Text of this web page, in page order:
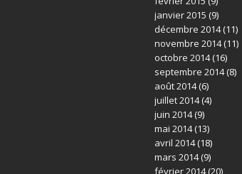
janvier 2015 (9)
décembre 2014(11)
novembre 2014(11)
octobre 2014(16)
septembre 2014(8)
août 2014(6)
juillet 2014(4)
juin 2014(9)
mai 2014(13)
avril 2014(18)
mars 2014(9)
février 2014(20)